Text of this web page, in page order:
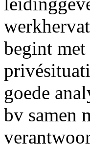
begint met
goede
bv samen